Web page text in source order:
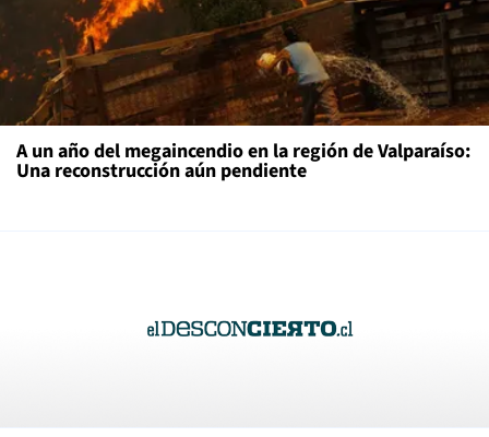
A un año del megaincendio en la región de Valparaíso:
Una reconstrucción aún pendiente